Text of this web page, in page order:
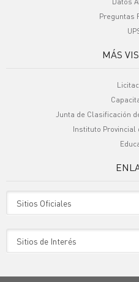
Preguntas
MÁS
Junta de Clasificación
Instituto Provincial